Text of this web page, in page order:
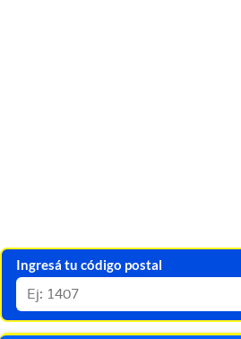
Ingresá tu código postal